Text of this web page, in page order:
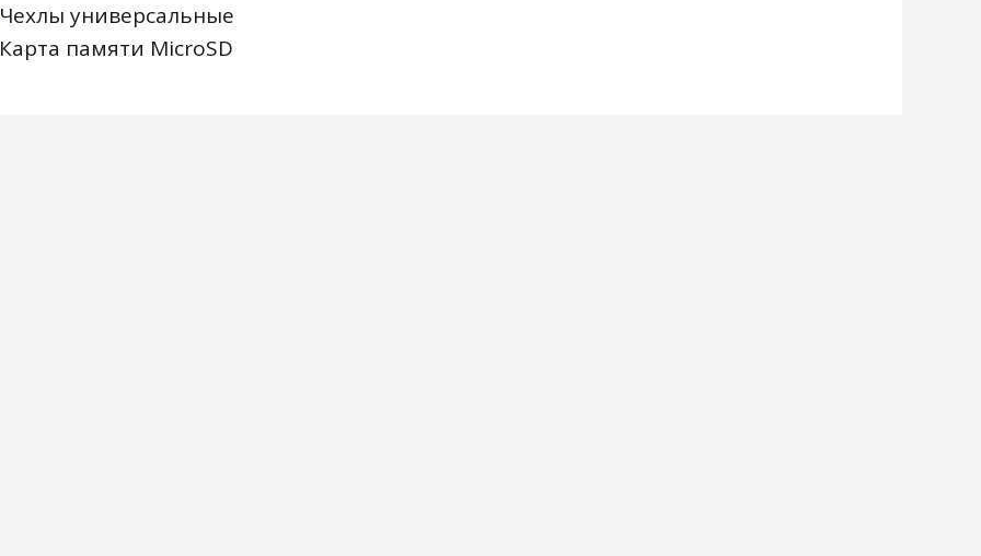
Чехлы универсальные
Карта памяти MicroSD